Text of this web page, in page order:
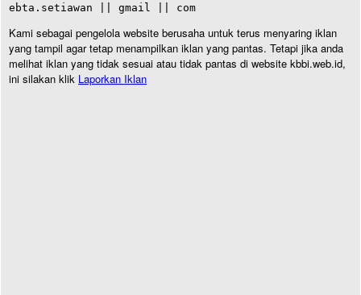
ebta.setiawan || gmail || com
Kami sebagai pengelola website berusaha untuk terus menyaring iklan
yang tampil agar tetap menampilkan iklan yang pantas. Tetapi jika anda
melihat iklan yang tidak sesuai atau tidak pantas di website kbbi.web.id,
ini silakan klik Laporkan Iklan